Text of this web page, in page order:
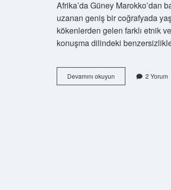
Afrika’da Güney Marokko’dan
uzanan geniş bir coğrafyada
kökenlerden gelen farklı etnik
konuşma dilindeki
Devamını okuyun
Fas
2 Yorum